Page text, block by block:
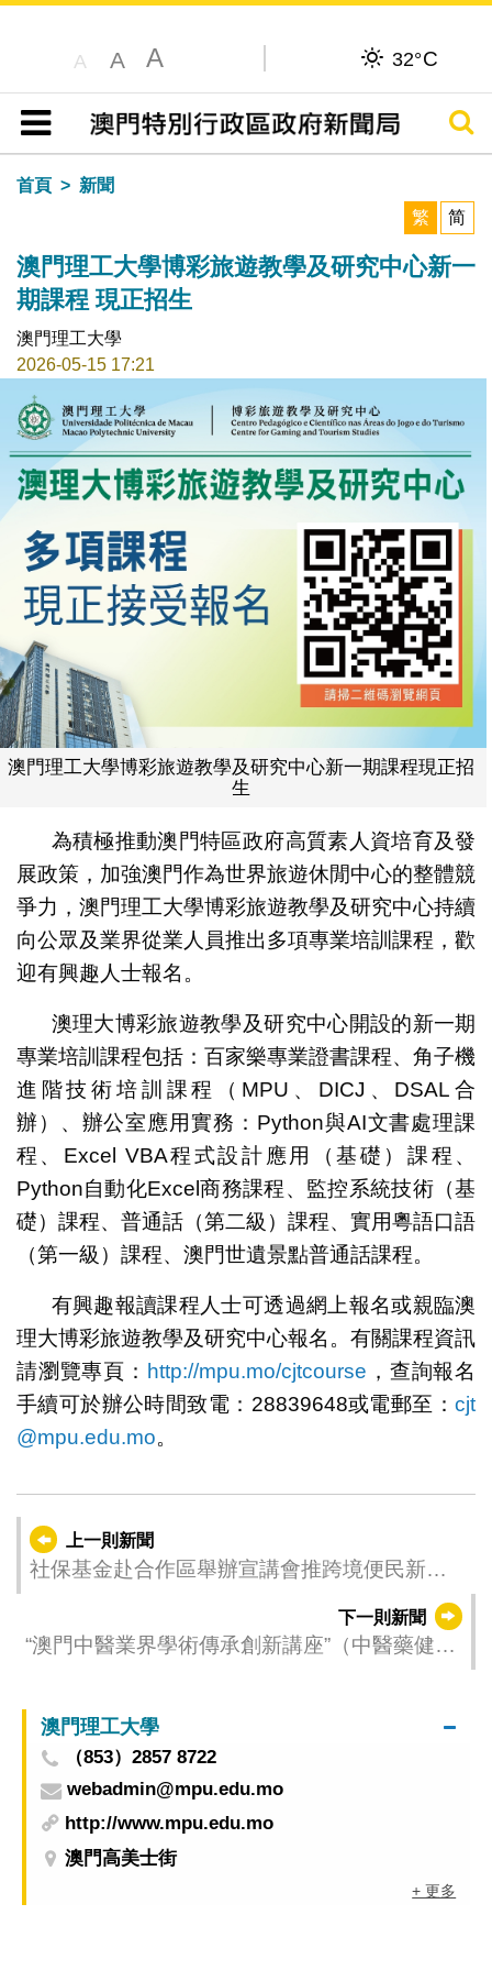
A A A 32°C
目錄
搜尋
首頁
新聞
繁
简
澳門理工大學博彩旅遊教學及研究中心新一
期課程 現正招生
澳門理工大學
2026-05-15 17:21
澳門理工大學博彩旅遊教學及研究中心新一期課程現正招
生
為積極推動澳門特區政府高質素人資培育及發
展政策，加強澳門作為世界旅遊休閒中心的整體競
爭力，澳門理工大學博彩旅遊教學及研究中心持續
向公眾及業界從業人員推出多項專業培訓課程，歡
迎有興趣人士報名。
澳理大博彩旅遊教學及研究中心開設的新一期
專業培訓課程包括：百家樂專業證書課程、角子機
進階技術培訓課程（MPU、DICJ、DSAL合
辦）、辦公室應用實務：Python與AI文書處理課
程、Excel VBA程式設計應用（基礎）課程、
Python自動化Excel商務課程、監控系統技術（基
礎）課程、普通話（第二級）課程、實用粵語口語
（第一級）課程、澳門世遺景點普通話課程。
有興趣報讀課程人士可透過網上報名或親臨澳
理大博彩旅遊教學及研究中心報名。有關課程資訊
請瀏覽專頁： http://mpu.mo/cjtcourse ，查詢報名
手續可於辦公時間致電：28839648或電郵至：cjt
@mpu.edu.mo。
上一則新聞
社保基金赴合作區舉辦宣講會推跨境便民新措
下一則新聞
“澳門中醫業界學術傳承創新講座”（中醫藥健康
澳門理工大學
（853）2857 8722
webadmin@mpu.edu.mo
http://www.mpu.edu.mo
澳門高美士街
+ 更多